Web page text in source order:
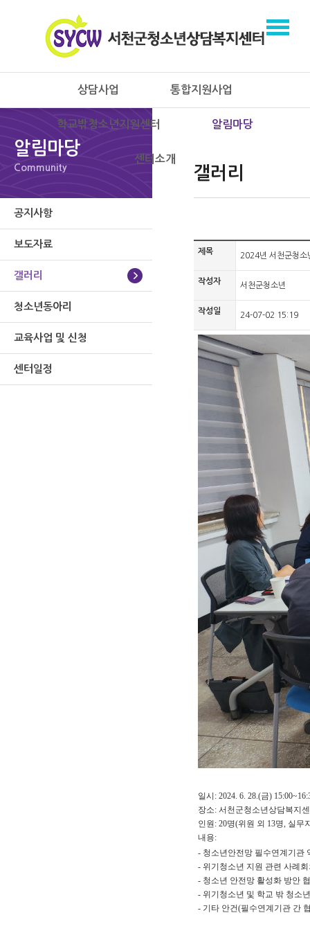
상담사업 통합지원사업
학교밖청소년지원센터 알림마당
센터소개
알림마당
Community
공지사항
보도자료
갤러리
청소년동아리
교육사업 및 신청
센터일정
갤러리
제목 2024년 서천군청소
작성자 서천군청소년
작성일 24-07-02 15:19
일시: 2024. 6. 28.(금)
장소: 서천군청소년상담복지
인원: 20명(위원 외 13명, 실무
내용:
- 청소년안전망 필수연계기관
- 위기청소년 지원 관련 사례
- 청소년 안전망 활성화 방안
- 위기청소년 및 학교 밖 청소
- 기타 안건(필수연계기관 간